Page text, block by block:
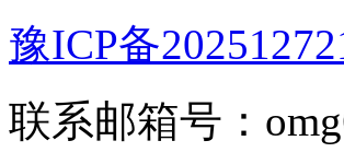
豫ICP备
联系邮箱号：